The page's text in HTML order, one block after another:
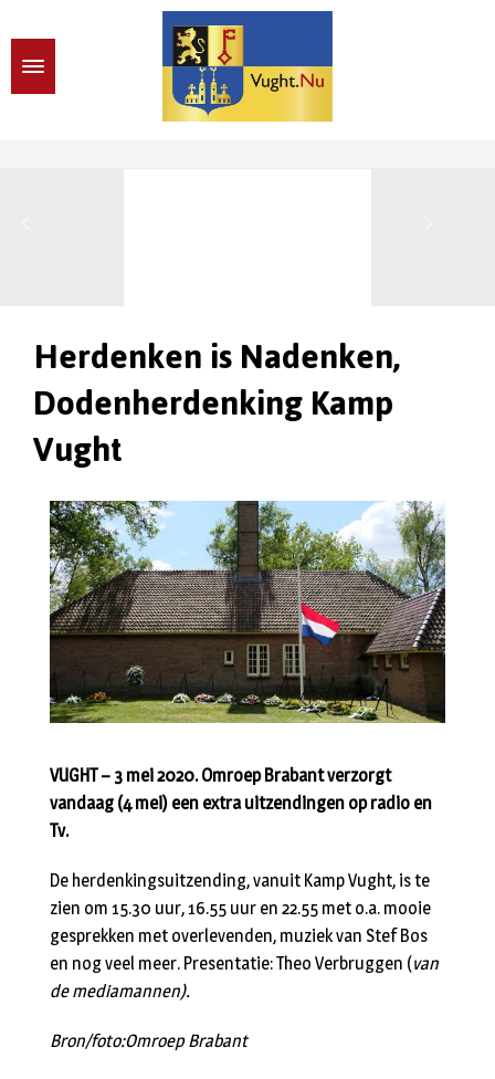
Herdenken is Nadenken,
Dodenherdenking Kamp
Vught
VUGHT – 3 mei 2020. Omroep Brabant verzorgt
vandaag (4 mei) een extra uitzendingen op radio en
Tv.
De herdenkingsuitzending, vanuit Kamp Vught, is te
zien om 15.30 uur, 16.55 uur en 22.55 met o.a. mooie
gesprekken met overlevenden, muziek van Stef Bos
en nog veel meer. Presentatie: Theo Verbruggen (van
de mediamannen).
Bron/foto:Omroep Brabant